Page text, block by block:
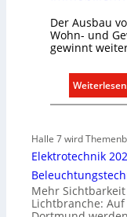
Der Ausbau
Wohn- und
gewinnt
Weiterlesen
Halle 7 wird
Elektrotechnik
Mehr
Lichtbranche: